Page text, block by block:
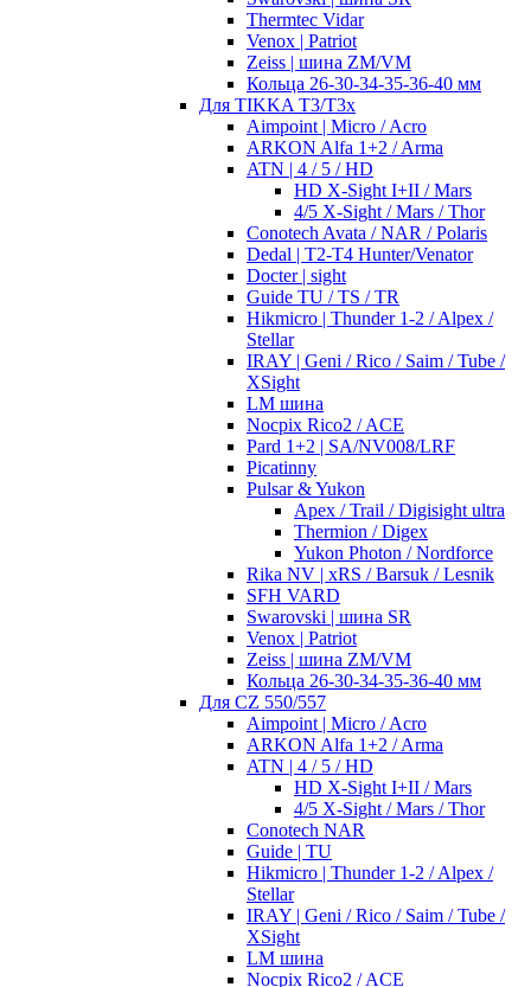
Thermtec Vidar
Venox | Patriot
Zeiss | шина ZM/VM
Кольца 26-30-34-35-36-40 мм
Для TIKKA T3/T3x
Aimpoint | Micro / Acro
ARKON Alfa 1+2 / Arma
ATN | 4 / 5 / HD
HD X-Sight I+II / Mars
4/5 X-Sight / Mars / Thor
Conotech Avata / NAR / Polaris
Dedal | T2-T4 Hunter/Venator
Docter | sight
Guide TU / TS / TR
Hikmicro | Thunder 1-2 / Alpex /
Stellar
IRAY | Geni / Rico / Saim / Tube /
XSight
LM шина
Nocpix Rico2 / ACE
Pard 1+2 | SA/NV008/LRF
Picatinny
Pulsar & Yukon
Apex / Trail / Digisight ultra
Thermion / Digex
Yukon Photon / Nordforce
Rika NV | xRS / Barsuk / Lesnik
SFH VARD
Swarovski | шина SR
Venox | Patriot
Zeiss | шина ZM/VM
Кольца 26-30-34-35-36-40 мм
Для CZ 550/557
Aimpoint | Micro / Acro
ARKON Alfa 1+2 / Arma
ATN | 4 / 5 / HD
HD X-Sight I+II / Mars
4/5 X-Sight / Mars / Thor
Conotech NAR
Guide | TU
Hikmicro | Thunder 1-2 / Alpex /
Stellar
IRAY | Geni / Rico / Saim / Tube /
XSight
LM шина
Nocpix Rico2 / ACE